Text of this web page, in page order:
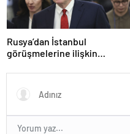
Rusya’dan İstanbul
görüşmelerine ilişkin